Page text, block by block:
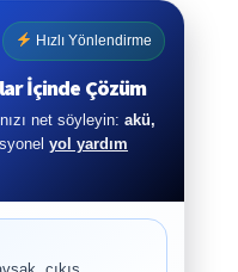
Hızlı Yönlendirme
İçinde Çözüm
net söyleyin: akü,
yol yardım